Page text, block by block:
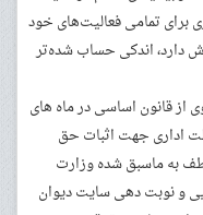
برای تمامی فعالیت‌های خود
دارد، اندکی حساب شده‌تر
از قانون اساسی در ماه های
اداری جهت اثبات حق
به ماسبق شده وزارت
و نوبت دهی سایت دیوان